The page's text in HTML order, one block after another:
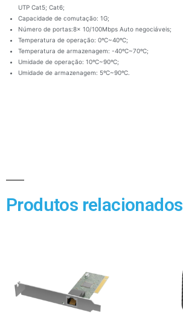
UTP Cat5; Cat6;
Capacidade de comutação: 1G;
Número de portas:8x 10/100Mbps Auto negociáveis;
Temperatura de operação: 0ºC~40ºC;
Temperatura de armazenagem: -40ºC~70ºC;
Umidade de operação: 10ºC~90ºC;
Umidade de armazenagem: 5ºC~90ºC.
Produtos relacionados